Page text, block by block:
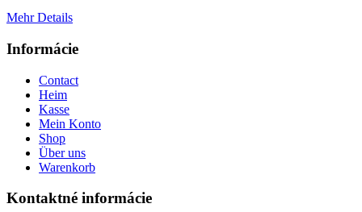
Mehr Details
Informácie
Contact
Heim
Kasse
Mein Konto
Shop
Über uns
Warenkorb
Kontaktné informácie